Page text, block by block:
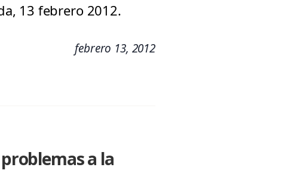
13 febrero 2012.
febrero 13, 2012
a la